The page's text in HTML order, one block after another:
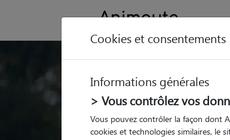
Trouvez votre
Parmi nospet
Cookies et consentements
Informations générales
> Vous contrôlez vos
Vous pouvez contrôler la façon dont
cookies et technologies similaires, le